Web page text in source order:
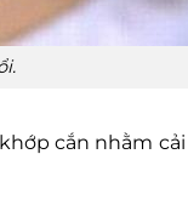
cắn nhằm